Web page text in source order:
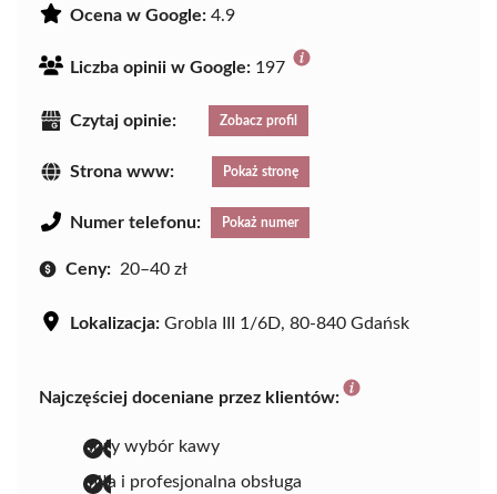
Ocena w Google: 4.9
Liczba opinii w Google: 197
Czytaj opinie: Zobacz profil
Strona www: Pokaż stronę
Numer telefonu: Pokaż numer
Ceny: 20–40 zł
Lokalizacja: Grobla III 1/6D, 80-840 Gdańsk
Najczęściej doceniane przez klientów:
duży wybór kawy
miła i profesjonalna obsługa